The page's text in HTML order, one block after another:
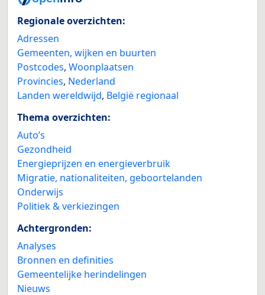
Regionale overzichten:
Adressen
Gemeenten, wijken en buurten
Postcodes, Woonplaatsen
Provincies, Nederland
Landen wereldwijd, België regionaal
Thema overzichten:
Auto’s
Gezondheid
Energieprijzen en energieverbruik
Migratie, nationaliteiten, geboortelanden
Onderwijs
Politiek & verkiezingen
Achtergronden:
Analyses
Bronnen en definities
Gemeentelijke herindelingen
Nieuws